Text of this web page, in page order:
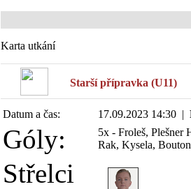
Karta utkání
Starší přípravka (U11)
Datum a čas: 17.09.2023 14:30 |
Góly:
5x - Froleš, Plešner
Rak, Kysela,
Střelci